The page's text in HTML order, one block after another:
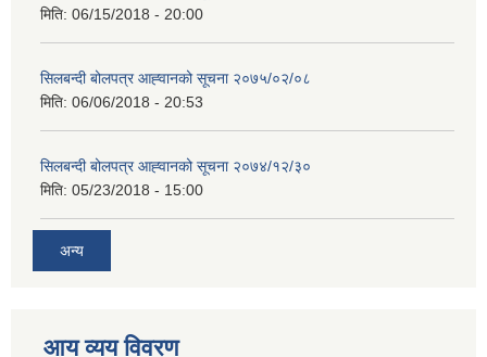
मिति: 06/15/2018 - 20:00
सिलबन्दी बोलपत्र आह्‍वानको सूचना २०७५/०२/०८
मिति: 06/06/2018 - 20:53
सिलबन्दी बोलपत्र आह्‍वानको सूचना २०७४/१२/३०
मिति: 05/23/2018 - 15:00
अन्य
आय व्यय विवरण